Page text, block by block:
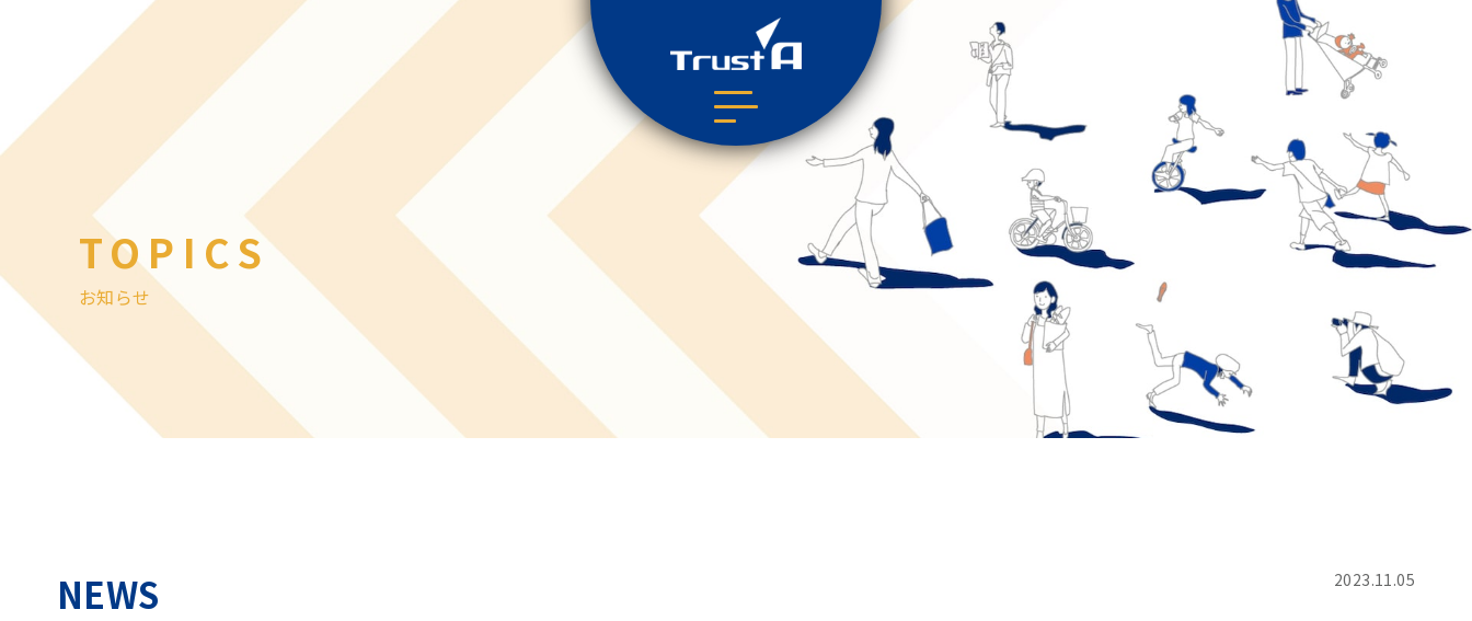
TOPICS
お知らせ
NEWS 2023.11.05